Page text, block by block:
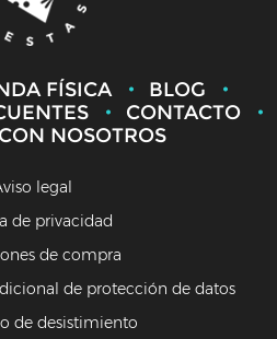
FÍSICA
BLOG
CONTACTO
NOSOTROS
legal
de privacidad
de compra
de protección de datos
de desistimiento